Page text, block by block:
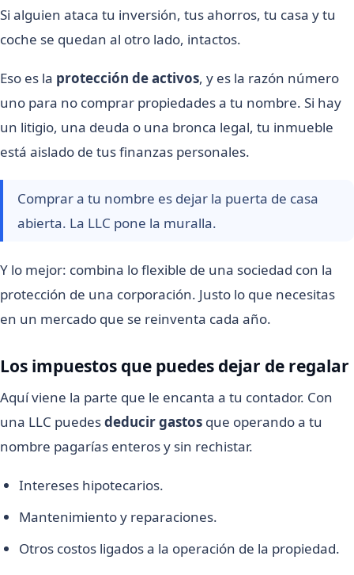
Si alguien ataca tu inversión, tus ahorros, tu casa y tu
coche se quedan al otro lado, intactos.
Eso es la protección de activos, y es la razón número
uno para no comprar propiedades a tu nombre. Si hay
un litigio, una deuda o una bronca legal, tu inmueble
está aislado de tus finanzas personales.
Comprar a tu nombre es dejar la puerta de casa
abierta. La LLC pone la muralla.
Y lo mejor: combina lo flexible de una sociedad con la
protección de una corporación. Justo lo que necesitas
en un mercado que se reinventa cada año.
Los impuestos que puedes dejar de regalar
Aquí viene la parte que le encanta a tu contador. Con
una LLC puedesdeducir gastos que operando a tu
nombre pagarías enteros y sin rechistar.
Intereses hipotecarios.
Mantenimiento y reparaciones.
Otros costos ligados a la operación de la propiedad.